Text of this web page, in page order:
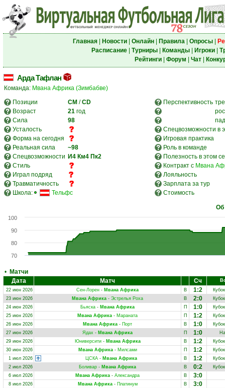
Главная| Новости| Онлайн| Правила| Опросы|
Расписание| Турниры| Команды| Игроки|
Рейтинги| Форум Чат|
Арда Тафлан
Команда: Мвана Африка (Зимбабве)
Позиции
CM /CD Перспективность
Возраст
21 год
Сила
98
Усталость
Спецвозможности в
Форма на сегодня
Игровая практика
Реальная сила
~98
Роль в команде
Спецвозможности И4 Км4 Пк2
Полезность в этом
Стиль
Контракт с Мвана
Играл подряд
Лояльность
Травматичность
Зарплата за тур
Школа:
Тельфс Стоимость
Об
70
80
90
100
• Матчи
Дата
Матч Сч
22 июн 2026
Сен-Лорен - Мвана Африка В 1:2
23 июн 2026
Мвана Африка - Эстрелья Роха В 2:0
24 июн 2026
Бьяска - Мвана Африка П 1:0
25 июн 2026
Мвана Африка - Мараната П 1:2
26 июн 2026
Мвана Африка - Порт В 1:0
27 июн 2026
Ядах - Мвана Африка П 1:0
29 июн 2026
Юниверсити- Мвана Африка В 1:2
30 июн 2026
Мвана Африка- Милсами П 1:2
1 июл 2026
ЦСКА- Мвана Африка В 1:2
2 июл 2026
Боливар - Мвана Африка В 0:2
6 июл 2026
Мвана Африка - Александра В 3:0
8 июл 2026 Мвана Африка- Платинум В 3:0